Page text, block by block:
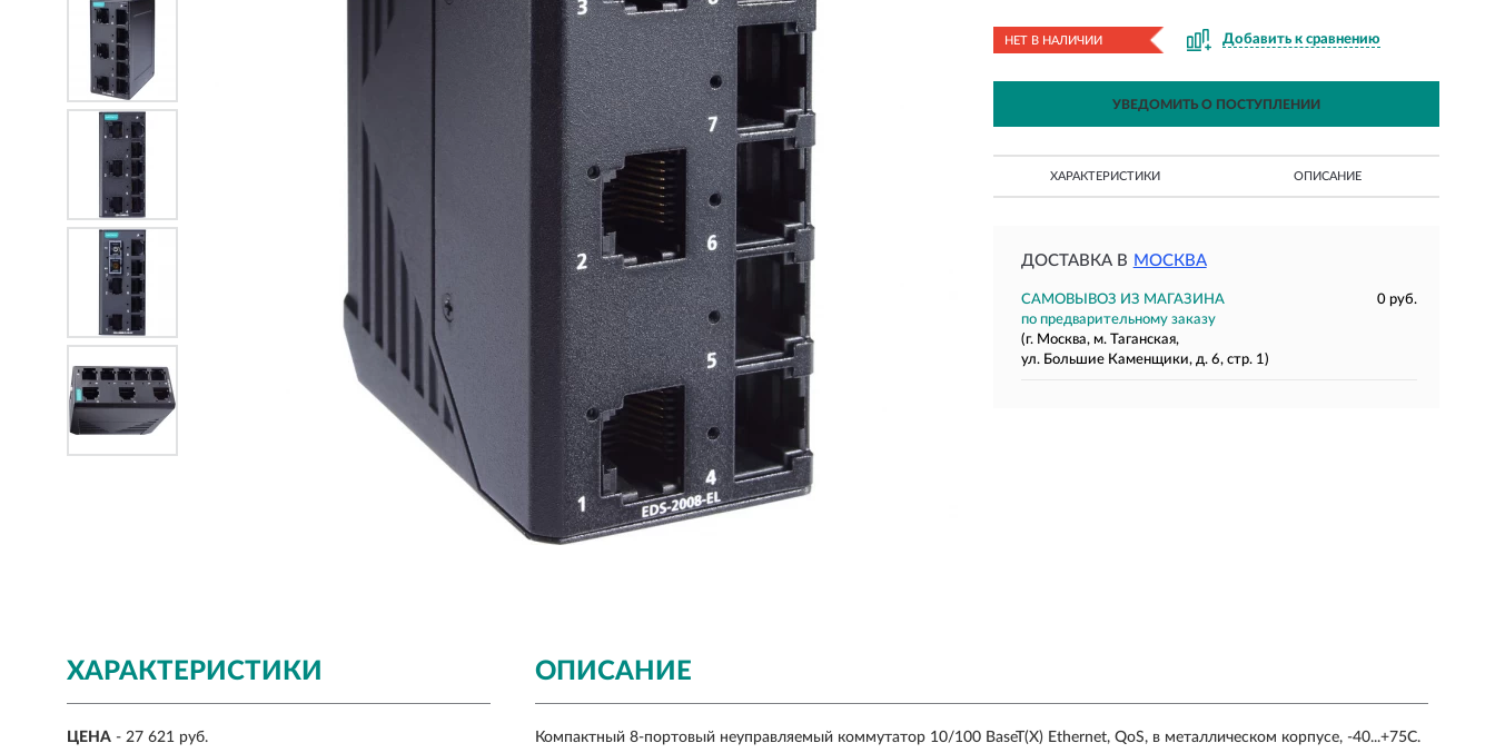
НЕТ В НАЛИЧИИ Добавить к сравнению
УВЕДОМИТЬ О ПОСТУПЛЕНИИ
ХАРАКТЕРИСТИКИ ОПИСАНИЕ
ДОСТАВКА В МОСКВА
САМОВЫВОЗ ИЗ МАГАЗИНА
0 руб.
по предварительному заказу
(г. Москва, м. Таганская,
ул. Большие Каменщики, д. 6, стр. 1)
ХАРАКТЕРИСТИКИ
ЦЕНА - 27 621 руб.
ОПИСАНИЕ
Компактный 8-портовый неуправляемый коммутатор 10/100 BaseT(X) Ethernet, QoS, в металлическом корпусе, -40...+75C.